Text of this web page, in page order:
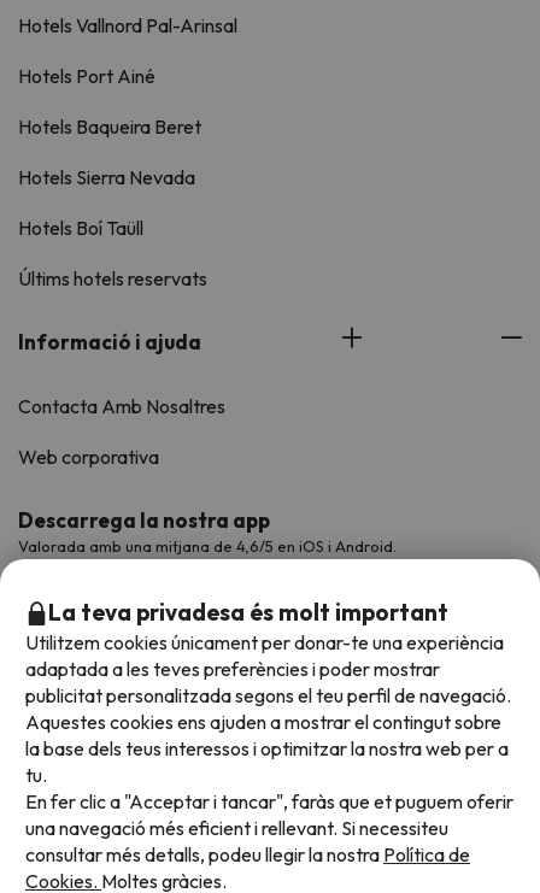
Hotels Vallnord Pal-Arinsal
Hotels Port Ainé
Hotels Baqueira Beret
Hotels Sierra Nevada
Hotels Boí Taüll
Últims hotels reservats
Informació i ajuda
Contacta Amb Nosaltres
Web corporativa
Descarrega la nostra app
Valorada amb una mitjana de 4,6/5 en iOS i Android.
Acceptem
La teva privadesa és molt important
Utilitzem cookies únicament per donar-te una experiència
adaptada a les teves preferències i poder mostrar
publicitat personalitzada segons el teu perfil de navegació.
Aquestes cookies ens ajuden a mostrar el contingut sobre
la base dels teus interessos i optimitzar la nostra web per a
tu.
En fer clic a "Acceptar i tancar", faràs que et puguem oferir
una navegació més eficient i rellevant. Si necessiteu
consultar més detalls, podeu llegir la nostra Política de
Cookies. Moltes gràcies.